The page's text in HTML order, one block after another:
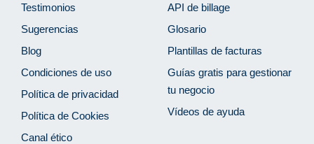
Testimonios
Sugerencias
Blog
Condiciones de uso
Política de privacidad
Política de Cookies
Canal ético
API de billage
Glosario
Plantillas de facturas
Guías gratis para gestionar
tu negocio
Vídeos de ayuda